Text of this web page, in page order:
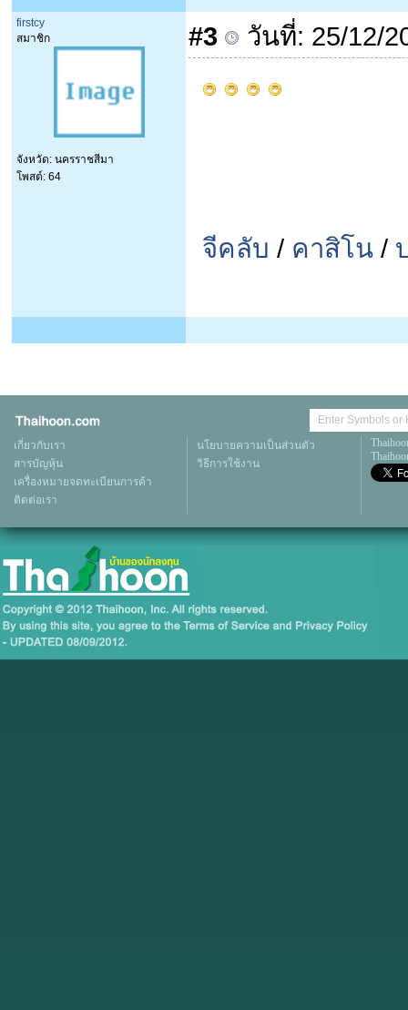
firstcy
สมาชิก
จังหวัด: นครราชสีมา
โพสต์: 64
#3 วันที่: 25/12/
จีคลับ / คาสิโน /
เกี่ยวกับเรา
สารบัญหุ้น
เครื่องหมายจดทะเบียนการค้า
ติดต่อเรา
นโยบายความเป็นส่วนตัว
วิธีการใช้งาน